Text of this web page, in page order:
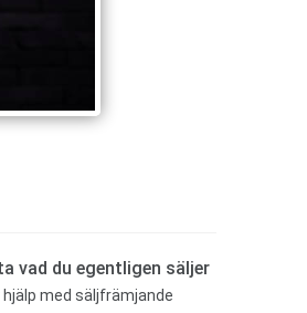
vad du egentligen säljer
med säljfrämjande